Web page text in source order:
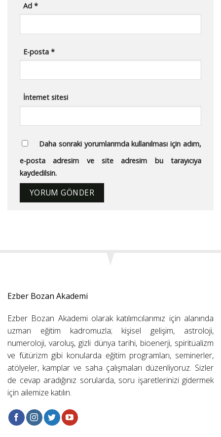
Ad*
E-posta*
İnternet sitesi
Daha sonraki yorumlarımda kullanılması için adım,
e-posta adresim ve site adresim bu tarayıcıya
kaydedilsin.
Ezber Bozan Akademi
Ezber Bozan Akademi olarak katılımcılarımız için alanında
uzman eğitim kadromuzla; kişisel gelişim, astroloji,
numeroloji, varoluş, gizli dünya tarihi, bioenerji, spiritüalizm
ve fütürizm gibi konularda eğitim programları, seminerler,
atölyeler, kamplar ve saha çalışmaları düzenliyoruz. Sizler
de cevap aradığınız sorularda, soru işaretlerinizi gidermek
için ailemize katılın.